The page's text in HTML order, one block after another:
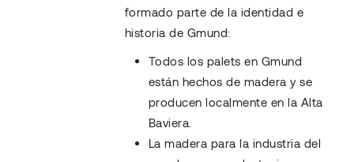
formado parte de la identidad e
historia de Gmund:
Todos los palets en Gmund
están hechos de madera y se
producen localmente en la Alta
Baviera.
La madera para la industria del